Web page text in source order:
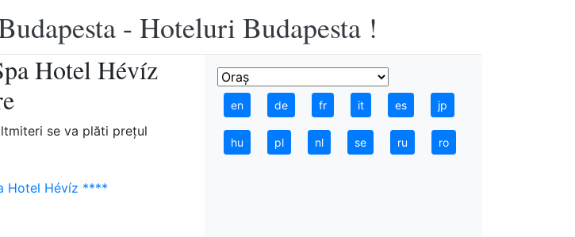
- Hoteluri Budapesta !
Hotel Hévíz
se va plăti preţul
Hotel Hévíz ****
en de fr it es jp
hu pl nl se ru ro